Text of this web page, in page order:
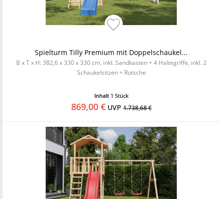
Spielturm Tilly Premium mit Doppelschaukel...
B x T x H: 382,6 x 330 x 330 cm, inkl. Sandkasten + 4 Haltegriffe, inkl. 2
Schaukelsitzen + Rutsche
Inhalt 1 Stück
869,00 €UVP1.738,68 €